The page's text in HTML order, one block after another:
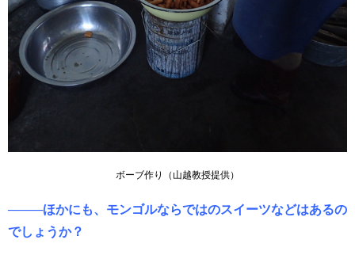
ボーブ作り（山越教授提供）
────ほかにも、モンゴルならではのスイーツなどはあるの
でしょうか？